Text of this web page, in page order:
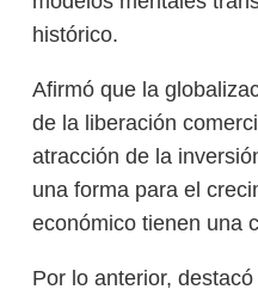
histórico.
Afirmó que la
de la liberación
atracción de la
una forma para el
económico tienen una
Por lo anterior,